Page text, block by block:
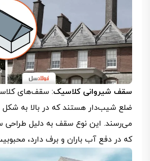
سقف شیروانی کلاسیک: سقف‌های
ضلع شیب‌دار هستند که در بالا به
می‌رسند. این نوع سقف به دلیل طراحی
که در دفع آب باران و برف دارد،